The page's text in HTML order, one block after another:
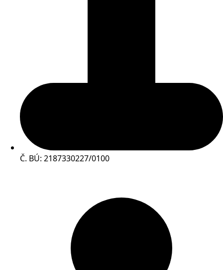
Č. BÚ: 2187330227/0100